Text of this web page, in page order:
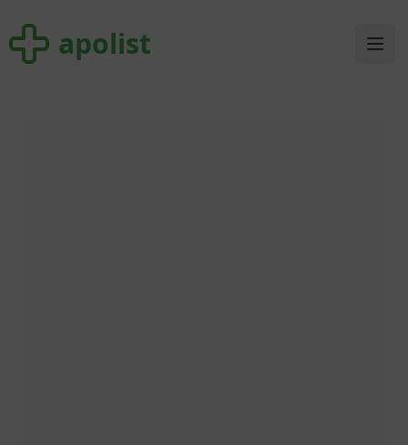
apolist apolist